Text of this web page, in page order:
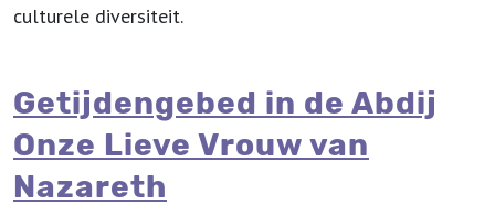
culturele diversiteit.
Getijdengebed in de Abdij
Onze Lieve Vrouw van
Nazareth